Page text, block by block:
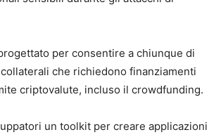
per consentire a chiunque di
che richiedono finanziamenti
criptovalute, incluso il crowdfunding.
un toolkit per creare applicazioni